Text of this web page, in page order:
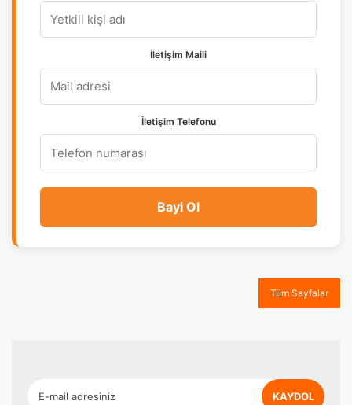
İletişim Maili
İletişim Telefonu
Bayi Ol
Tüm Sayfalar
KAYDOL